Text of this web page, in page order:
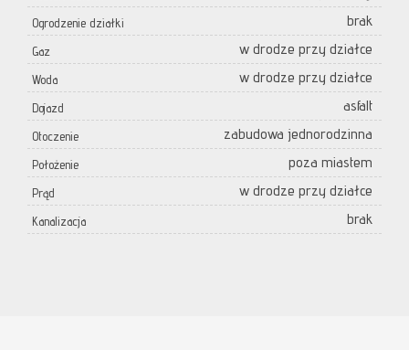
Ogrodzenie działki brak
Gaz w drodze przy działce
Woda w drodze przy działce
Dojazd asfalt
Otoczenie zabudowa jednorodzinna
Położenie poza miastem
Prąd w drodze przy działce
Kanalizacja brak